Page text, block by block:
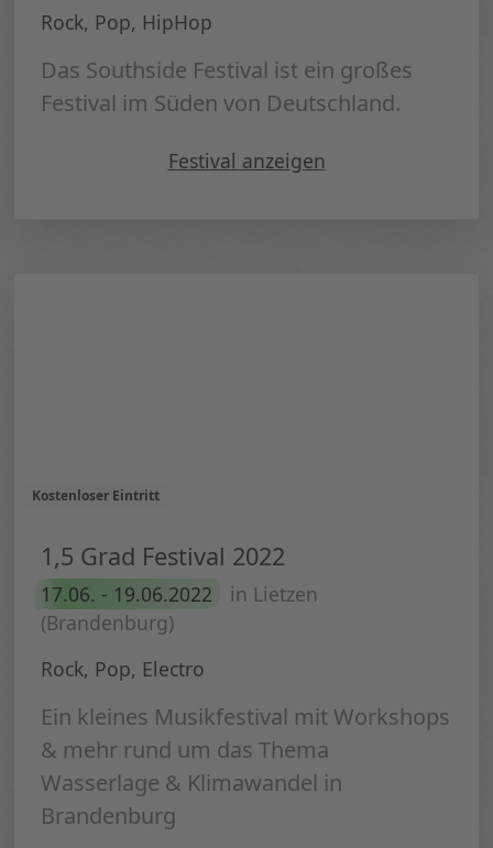
Rock, Pop, HipHop
Das Southside Festival ist ein großes
Festival im Süden von Deutschland.
Festival " Southside 2022"
anzeigen
Kostenloser Eintritt
1,5 Grad Festival 2022
17.06. - 19.06.2022
in Lietzen
(Brandenburg)
Rock, Pop, Electro
Ein kleines Musikfestival mit Workshops
& mehr rund um das Thema
Wasserlage & Klimawandel in
Brandenburg